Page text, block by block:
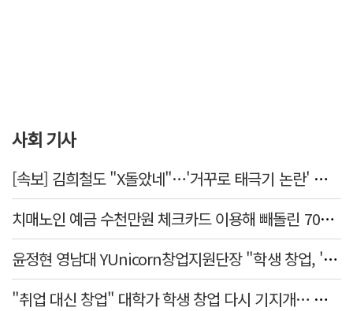
사회 기사
[속보] 김희철도 "X돌았네"…'거꾸로 태극기 논란' 인천시 현수막, 이틀 만에 철거
치매노인 예금 수천만원 체크카드 이용해 빼돌린 70대 간병인, 집행유예
윤정현 영남대 YUnicorn창업지원단장 "학생 창업, '팀 빌딩'이 제일 중요"
"취업 대신 창업" 대학가 학생 창업 다시 기지개… 창업자·기업·매출 동반 성장